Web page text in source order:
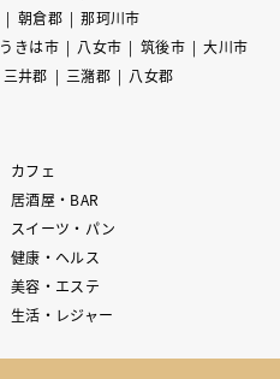
朝倉郡
那珂川市
うきは市 八女市 筑後市
大川市
三井郡 三潴郡 八女郡
カフェ
居酒屋・BAR
スイーツ・パン
健康・ヘルス
美容・エステ
生活・レジャー